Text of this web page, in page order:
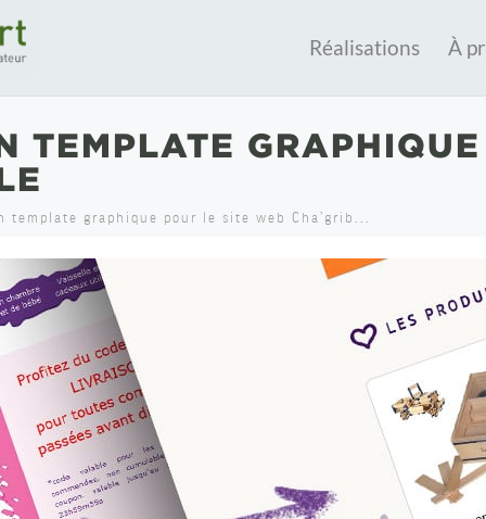
Réalisations À
TEMPLATE
template graphique pour le site web Cha’grib...